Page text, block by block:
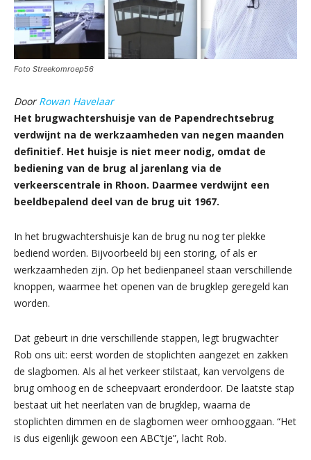
Foto Streekomroep56
DoorRowan Havelaar
Het brugwachtershuisje van de Papendrechtsebrug
verdwijnt na de werkzaamheden van negen maanden
definitief. Het huisje is niet meer nodig, omdat de
bediening van de brug al jarenlang via de
verkeerscentrale in Rhoon. Daarmee verdwijnt een
beeldbepalend deel van de brug uit 1967.
In het brugwachtershuisje kan de brug nu nog ter plekke
bediend worden. Bijvoorbeeld bij een storing, of als er
werkzaamheden zijn. Op het bedienpaneel staan verschillende
knoppen, waarmee het openen van de brugklep geregeld kan
worden.
Dat gebeurt in drie verschillende stappen, legt brugwachter
Rob ons uit: eerst worden de stoplichten aangezet en zakken
de slagbomen. Als al het verkeer stilstaat, kan vervolgens de
brug omhoog en de scheepvaart eronderdoor. De laatste stap
bestaat uit het neerlaten van de brugklep, waarna de
stoplichten dimmen en de slagbomen weer omhooggaan. “Het
is dus eigenlijk gewoon een ABC’tje”, lacht Rob.